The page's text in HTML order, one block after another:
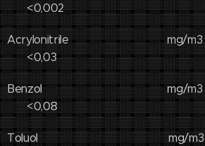
<0,002
Acrylonitrile
<0,03
Benzol
<0,08
Toluol